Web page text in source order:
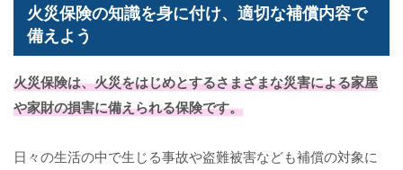
火災保険の知識を身に付け、適切な補償内容で
備えよう
火災保険は、火災をはじめとするさまざまな災害による家屋
や家財の損害に備えられる保険です。
日々の生活の中で生じる事故や盗難被害なども補償の対象に